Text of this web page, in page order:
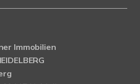
Immobilien